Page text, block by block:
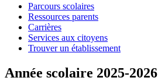
Parcours scolaires
Ressources parents
Carrières
Services aux citoyens
Trouver un établissement
Année scolaire 2025-2026